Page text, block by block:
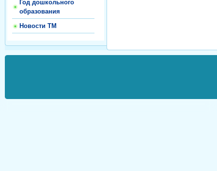
Год дошкольного
образования
Новости ТМ